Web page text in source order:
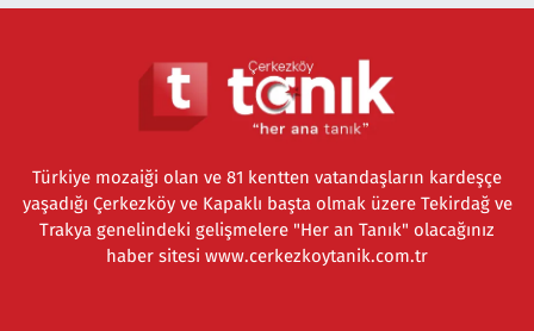
Türkiye mozaiği olan ve 81 kentten vatandaşların kardeşçe
yaşadığı Çerkezköy ve Kapaklı başta olmak üzere Tekirdağ ve
Trakya genelindeki gelişmelere "Her an Tanık" olacağınız
haber sitesi www.cerkezkoytanik.com.tr